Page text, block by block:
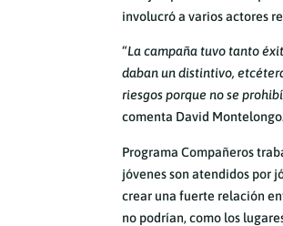
involucró a varios actores
“La campaña tuvo tanto
daban un distintivo,
riesgos porque no se
comenta David
Programa Compañeros
jóvenes son atendidos por
crear una fuerte relación
no podrían, como los